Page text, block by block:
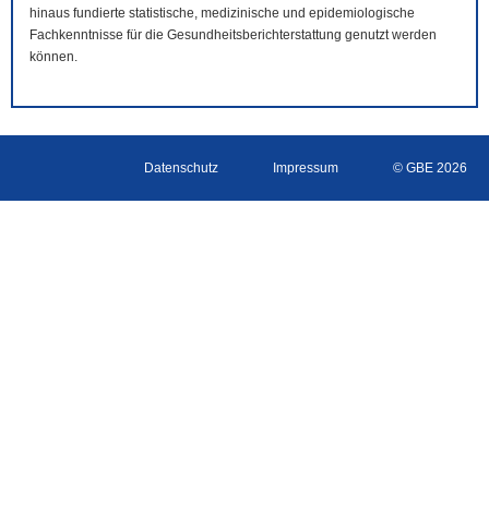
hinaus fundierte statistische, medizinische und epidemiologische
Fachkenntnisse für die Gesundheitsberichterstattung genutzt werden
können.
Datenschutz Impressum © GBE 2026